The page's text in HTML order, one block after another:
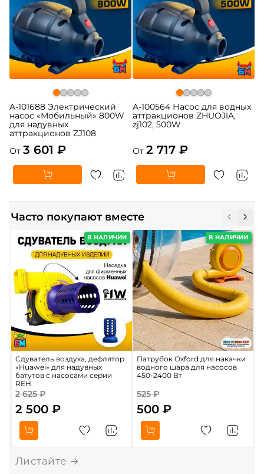
A-101688 Электрический
насос «Мобильный» 800W
для надувных
аттракционов ZJ108
От 3 601 ₽
A-100564 Насос для водных
аттракционов ZHUOJIA,
zj102, 500W
От 2 717 ₽
Часто покупают вместе
В НАЛИЧИИ
Сдуватель воздуха, дефлятор
«Huawei» для надувных
батутов с насосами серии
REH
2 625 ₽
2 500 ₽
В НАЛИЧИИ
Патрубок Oxford для накачки
водного шара для насосов
450-2400 Вт
525 ₽
500 ₽